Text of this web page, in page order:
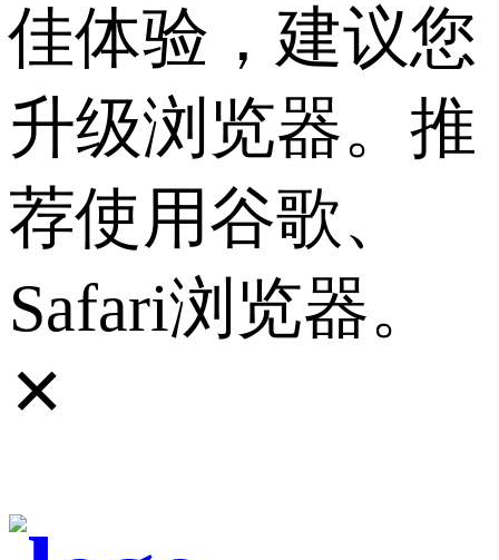
佳体验，建议您
升级浏览器。推
荐使用谷歌、
Safari浏览器。
✕